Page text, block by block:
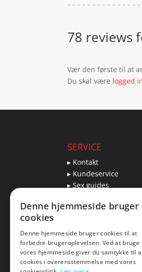
78 reviews
Vær den første til at
Du skal være logged
SERVICE
▸ Kontakt
▸ Kundeservice
▸ Sex guides
▸ Returnering
Blog
Pris, kvalitet &
Denne hjemmeside bruger
cookies
Denne hjemmeside bruger cookies til at
forbedre brugeroplevelsen. Ved at bruge
vores hjemmeside giver du samtykke til
cookies i overensstemmelse med vores